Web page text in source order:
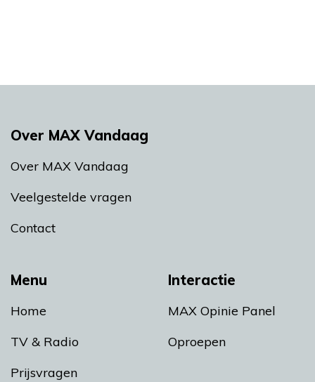
Menu
Home
TV & Radio
Prijsvragen
Interactie
MAX Opinie Panel
Oproepen
Over MAX Vandaag
Over MAX Vandaag
Veelgestelde vragen
Contact